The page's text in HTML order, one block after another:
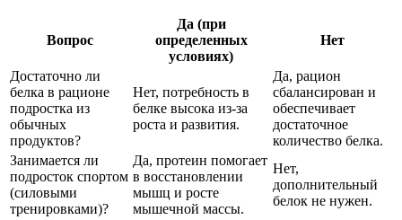
Вопрос
Да (при
определенных
условиях)
Нет
Достаточно ли
белка в рационе
подростка из
обычных
продуктов?
Нет, потребность в
белке высока из-за
роста и развития.
Да, рацион
сбалансирован и
обеспечивает
достаточное
количество белка.
Занимается ли
подросток спортом
(силовыми
тренировками)?
Да, протеин помогает
в восстановлении
мышц и росте
мышечной массы.
Нет,
дополнительный
белок не нужен.